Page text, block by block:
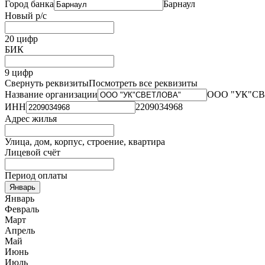
Город банка
Барнаул
Новый р/с
20 цифр
БИК
9 цифр
Свернуть реквизитыПосмотреть все реквизиты
Название организации
ООО
ИНН
2209034968
Адрес жилья
Улица, дом, корпус, строение, квартира
Лицевой счёт
Период оплаты
Январь
Январь
Февраль
Март
Апрель
Май
Июнь
Июль